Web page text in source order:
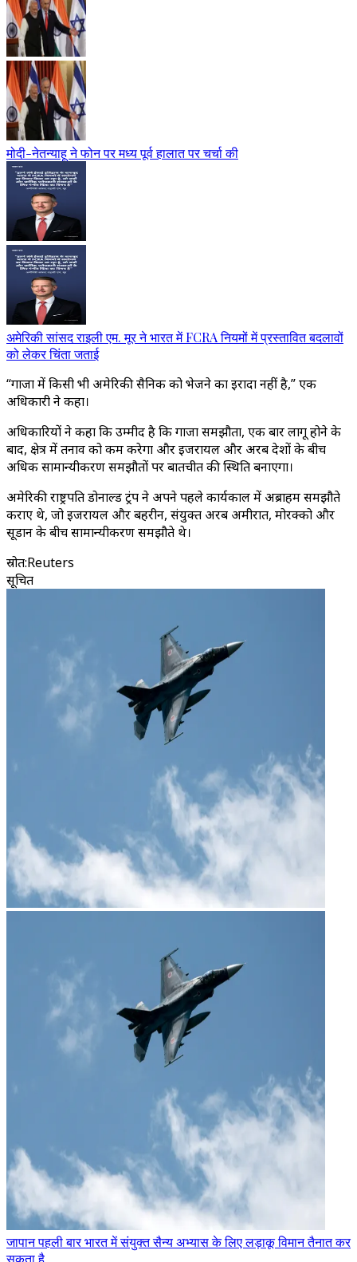
मोदी-नेतन्याहू ने फोन पर मध्य पूर्व हालात पर चर्चा की
अमेरिकी सांसद राइली एम. मूर ने भारत में FCRA नियमों में प्रस्तावित बदलावों
को लेकर चिंता जताई
“गाजा में किसी भी अमेरिकी सैनिक को भेजने का इरादा नहीं है,” एक
अधिकारी ने कहा।
अधिकारियों ने कहा कि उम्मीद है कि गाजा समझौता, एक बार लागू होने के
बाद, क्षेत्र में तनाव को कम करेगा और इजरायल और अरब देशों के बीच
अधिक सामान्यीकरण समझौतों पर बातचीत की स्थिति बनाएगा।
अमेरिकी राष्ट्रपति डोनाल्ड ट्रंप ने अपने पहले कार्यकाल में अब्राहम समझौते
कराए थे, जो इजरायल और बहरीन, संयुक्त अरब अमीरात, मोरक्को और
सूडान के बीच सामान्यीकरण समझौते थे।
स्रोत:Reuters
सूचित
जापान पहली बार भारत में संयुक्त सैन्य अभ्यास के लिए लड़ाकू विमान तैनात कर
सकता है